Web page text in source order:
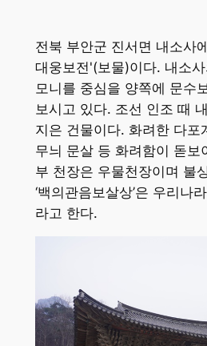
전북 부안군 진서면 내소사
대웅보전'(보물)이다. 내소
모니를 중심을 양쪽에 문수
보시고 있다. 조선 인조 때
지은 건물이다. 화려한 다포
무늬 문살 등 화려함이 돋보
부 천장은 우물천장이며 불
‘백의관음보살상’은 우리나
라고 한다.